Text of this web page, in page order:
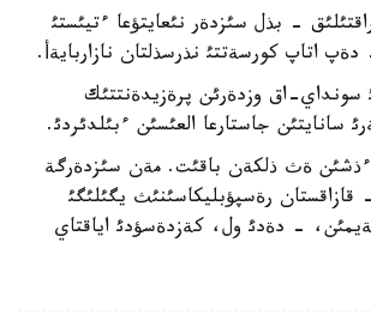
- بذل سئزدةر نئعايتؤعا ءتيئستئ
دةپ اتاپ كورسةتتئ نذرسذلتان نازاربايةأ.
اق وزدةرئن پرةزيدةنتتئك
سانايتئن جاستارعا العئسئن ءبئلدئردئ.
ةث ذلكةن باقئت. مةن سئزدةرگة
قازاقستان رةسپؤبليكاسئنئث يگئلئگئ
- دةدئ ول، كةزدةسؤدئ اياقتاي